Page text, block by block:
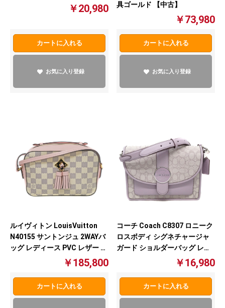
￥20,980
カートに入れる
お気に入り登録
具ゴールド 【中古】
￥73,980
カートに入れる
お気に入り登録
ルイヴィトン LouisVuitton
N40155 サントンジュ 2WAYバ
ッグ レディース PVC レザー ピ
￥185,800
カートに入れる
コーチ Coach C8307 ロニーク
ロスボディ シグネチャージャ
ガード ショルダーバッグ レデ
ィースバッグ 【中古】￥16,980
カートに入れる